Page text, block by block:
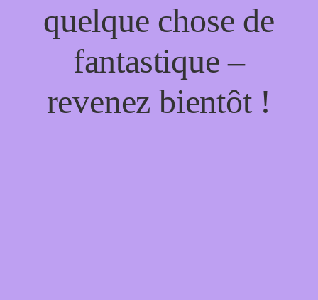
quelque chose de
fantastique –
revenez bientôt !